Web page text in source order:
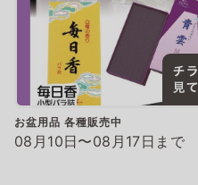
お盆用品 各種販売中
08月10日〜08月17日まで